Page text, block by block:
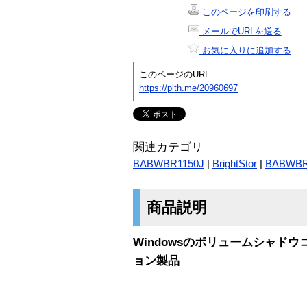
このページを印刷する
メールでURLを送る
お気に入りに追加する
このページのURL
https://plth.me/20960697
関連カテゴリ
BABWBR1150J BrightStor
商品説明
Windowsのボリュームシャドウ
ョン製品